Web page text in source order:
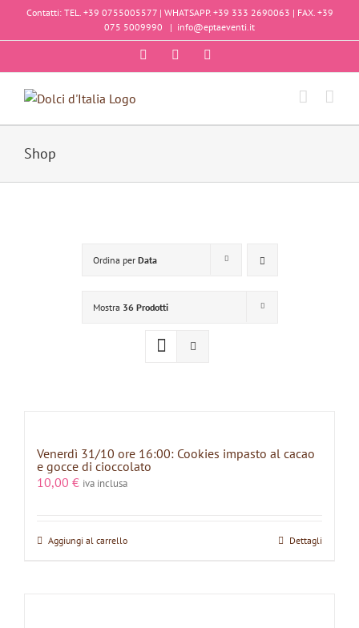
SaltaContatti: TEL. +39 0755005577 | WHATSAPP. +39 333 2690063 | FAX. +39
075 5009990
| info@eptaeventi.it
FacebookInstagram
Shop
Ordina per Data
Mostra 36 Prodotti
Venerdì 31/10 ore 16:00: Cookies impasto al cacao
e gocce di cioccolato
10,00 € iva inclusa
Aggiungi al carrello Dettagli